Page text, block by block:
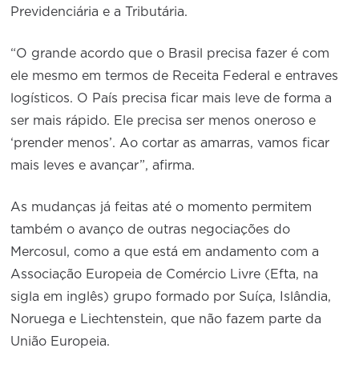
Previdenciária e a Tributária.
“O grande acordo que o Brasil precisa fazer é com
ele mesmo em termos de Receita Federal e entraves
logísticos. O País precisa ficar mais leve de forma a
ser mais rápido. Ele precisa ser menos oneroso e
‘prender menos’. Ao cortar as amarras, vamos ficar
mais leves e avançar”, afirma.
As mudanças já feitas até o momento permitem
também o avanço de outras negociações do
Mercosul, como a que está em andamento com a
Associação Europeia de Comércio Livre (Efta, na
sigla em inglês) grupo formado por Suíça, Islândia,
Noruega e Liechtenstein, que não fazem parte da
União Europeia.